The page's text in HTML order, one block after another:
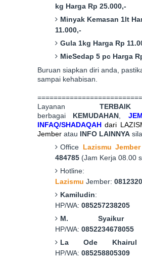
kg Harga Rp 25.000,-
Minyak Kemasan 1lt
11.000,-
Gula 1kg Harga Rp
MieSedap 5 pc Harga
Buruan siapkan diri anda,
sampai kehabisan.
Layanan TERBAIK
berbagai KEMUDAHAN
INFAQ/SHADAQAH dari
Jember atau INFO LAINNYA
Office Lazismu Jember
484785 (Jam Kerja 08.00
Lazismu Jember:
Kamiludin:
HP/WA: 085257238205
M. Syaikur
HP/WA: 0852234678055
La Ode Khairul
HP/WA: 085258805309